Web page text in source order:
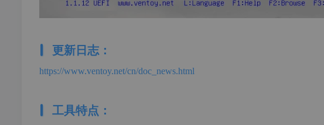
更新日志：
https://www.ventoy.net/cn/doc_news.html
工具特点：